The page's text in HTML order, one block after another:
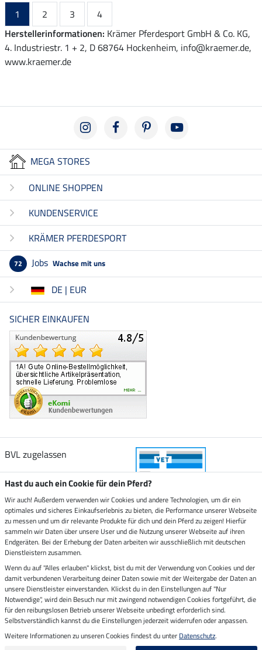
1 2 3
4
Herstellerinformationen: Krämer Pferdesport GmbH & Co. KG,
4. Industriestr. 1 + 2, D 68764 Hockenheim, info@kraemer.de,
www.kraemer.de
MEGA STORES
ONLINE SHOPPEN
KUNDENSERVICE
KRÄMER PFERDESPORT
72 Jobs Wachse mit uns
DE | EUR
SICHER EINKAUFEN
BVL zugelassen
Zustellung durch
Sicher bezahlen mit
Rechnung Vorkasse
Impressum
Letzte Aktualisierung am 06.08.2026 um 14:39
Hast du auch ein Cookie für dein Pferd?
Wir auch! Außerdem verwenden wir Cookies und andere Technologien, um dir ein
optimales und sicheres Einkaufserlebnis zu bieten, die Performance unserer Webseite
zu messen und um dir relevante Produkte für dich und dein Pferd zu zeigen! Hierfür
sammeln wir Daten über unsere User und die Nutzung unserer Webseite auf ihren
Endgeräten. Bei der Erhebung der Daten arbeiten wir ausschließlich mit deutschen
Dienstleistern zusammen.
Wenn du auf "Alles erlauben" klickst, bist du mit der Verwendung von Cookies und der
damit verbundenen Verarbeitung deiner Daten sowie mit der Weitergabe der Daten an
unsere Dienstleister einverstanden. Klickst du in den Einstellungen auf "Nur
Notwendige", wird dein Besuch nur mit zwingend notwendigen Cookies fortgeführt, die
für den reibungslosen Betrieb unserer Webseite unbedingt erforderlich sind.
Selbstverständlich kannst du die Einstellungen jederzeit widerrufen oder anpassen.
Weitere Informationen zu unseren Cookies findest du unter Datenschutz.